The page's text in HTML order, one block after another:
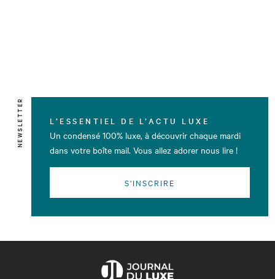
NEWSLETTER L’ESSENTIEL DE L’ACTU LUXE
Un condensé 100% luxe, à découvrir chaque mardi
dans votre boîte mail. Vous allez adorer nous lire !
S'INSCRIRE